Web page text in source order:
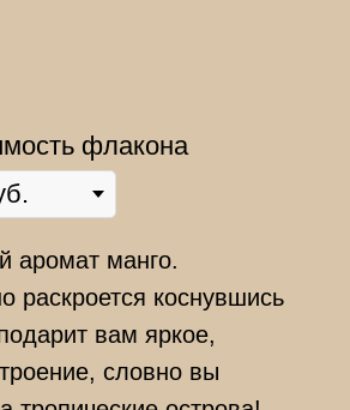
флакона
аромат манго.
раскроется коснувшись
вам яркое,
словно вы